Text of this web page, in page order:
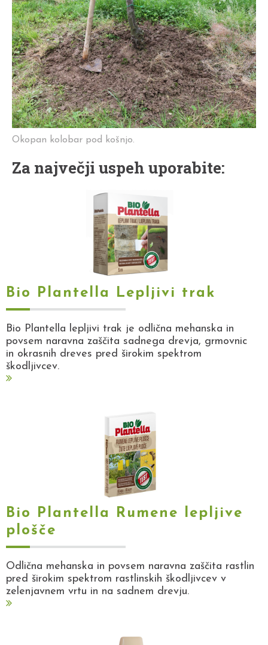
Okopan kolobar pod košnjo.
Za največji uspeh uporabite:
Bio Plantella Lepljivi trak
Bio Plantella lepljivi trak je odlična mehanska in
povsem naravna zaščita sadnega drevja, grmovnic
in okrasnih dreves pred širokim spektrom
škodljivcev.
Bio Plantella Rumene lepljive
plošče
Odlična mehanska in povsem naravna zaščita rastlin
pred širokim spektrom rastlinskih škodljivcev v
zelenjavnem vrtu in na sadnem drevju.